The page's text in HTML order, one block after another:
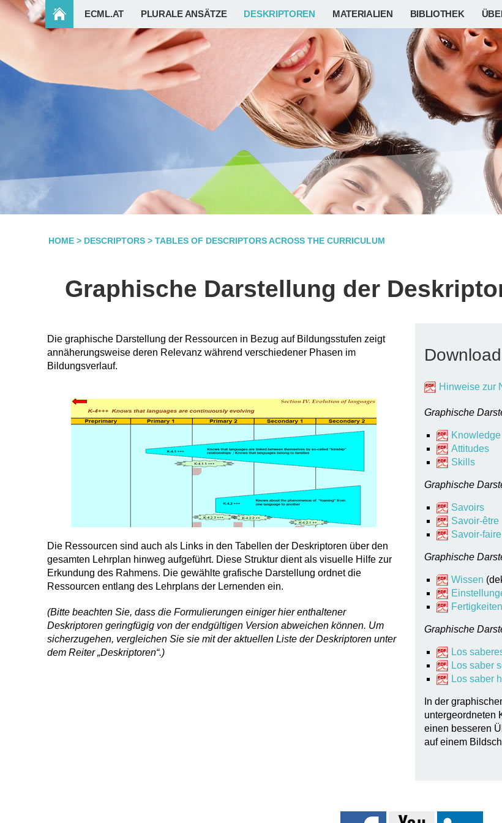
ECML.AT PLURALE ANSÄTZE DESKRIPTOREN MATERIALIEN BIBLIOTHEK
HOME > DESCRIPTORS > TABLES OF DESCRIPTORS ACROSS THE CURRICULUM
Graphische Darstellung der
Die graphische Darstellung der Ressourcen in Bezug auf Bildungsstufen zeigt
annäherungsweise deren Relevanz während verschiedener Phasen im
Bildungsverlauf.
Die Ressourcen sind auch als Links in den Tabellen der Deskriptoren über den
gesamten Lehrplan hinweg aufgeführt. Diese Struktur dient als visuelle Hilfe zur
Erkundung des Rahmens. Die gewählte grafische Darstellung ordnet die
Ressourcen entlang des Lehrplans der Lernenden ein.
(Bitte beachten Sie, dass die Formulierungen einiger hier enthaltener
Deskriptoren geringfügig von der endgültigen Version abweichen können. Um
sicherzugehen, vergleichen Sie sie mit der aktuellen Liste der Deskriptoren unter
dem Reiter „Deskriptoren“.)
Download
Hinweise zur
Graphische
Knowledge
Attitudes
Skills
Graphische
Savoirs
Savoir-être
Savoir-faire
Graphische
Wissen
Fertigkeiten
Graphische
Los
Los saber
Los saber
In der
untergeordneten
einen besseren
auf einem